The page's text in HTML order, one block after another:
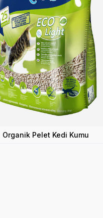
Organik Pelet Kedi Kumu